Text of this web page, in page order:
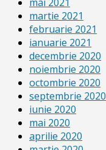
martie 2021
februarie 2021
ianuarie 2021
decembrie 2020
noiembrie 2020
octombrie 2020
septembrie 2020
iunie 2020
mai 2020
aprilie 2020